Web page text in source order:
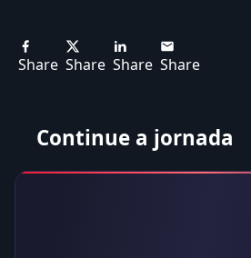
Share Share Share Share
Continue a jornada